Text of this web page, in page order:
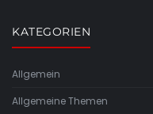
KATEGORIEN
Allgemein
Allgemeine Themen